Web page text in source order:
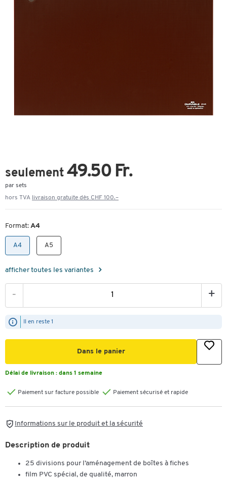
seulement 49.50 Fr.
par sets
hors TVA livraison gratuite dès CHF 100.–
Format: A4
A4 A5
afficher toutes les variantes
- +
Il en reste 1
Dans le panier
Délai de livraison : dans 1 semaine
Paiement sur facture possible Paiement sécurisé et rapide
Informations sur le produit et la sécurité
Description de produit
25 divisions pour l’aménagement de boîtes à fiches
film PVC spécial, de qualité, marron